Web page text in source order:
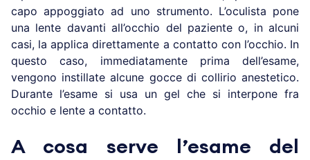
capo appoggiato ad uno strumento. L’oculista pone
una lente davanti all’occhio del paziente o, in alcuni
casi, la applica direttamente a contatto con l’occhio. In
questo caso, immediatamente prima dell’esame,
vengono instillate alcune gocce di collirio anestetico.
Durante l’esame si usa un gel che si interpone fra
occhio e lente a contatto.
A cosa serve l’esame del